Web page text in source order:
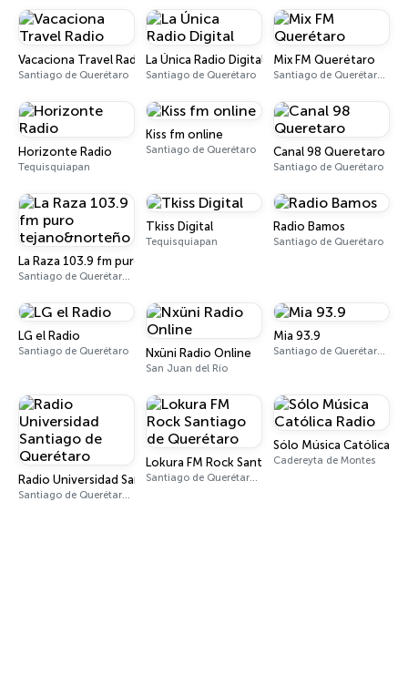
Vacaciona Travel Radio
Santiago de Querétaro
La Única Radio Digital
Santiago de Querétaro
Mix FM Querétaro
Santiago de Querétaro 106.5 FM
Horizonte Radio
Tequisquiapan
Kiss fm online
Santiago de Querétaro Canal 98 Queretaro
Santiago de Querétaro
La Raza 103.9 fm puro tejano&norteño
Santiago de Querétaro 103.9 FM
Tkiss Digital
Tequisquiapan
Radio Bamos
Santiago de Querétaro
LG el Radio
Santiago de Querétaro Nxüni Radio Online
San Juan del Río
Mia 93.9
Santiago de Querétaro 93.9 FM
Radio Universidad Santiago de Querétaro
Santiago de Querétaro 89.5 FM
Lokura FM Rock Santiago de Querétaro
Santiago de Querétaro 104.9 FM
Sólo Música Católica
Cadereyta de Montes